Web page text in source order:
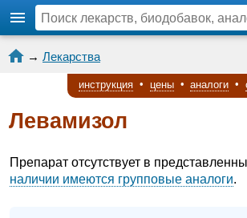
→ Лекарства
инструкция • цены • аналоги •
Левамизол
Препарат отсутствует в
наличии имеются групповые аналоги.